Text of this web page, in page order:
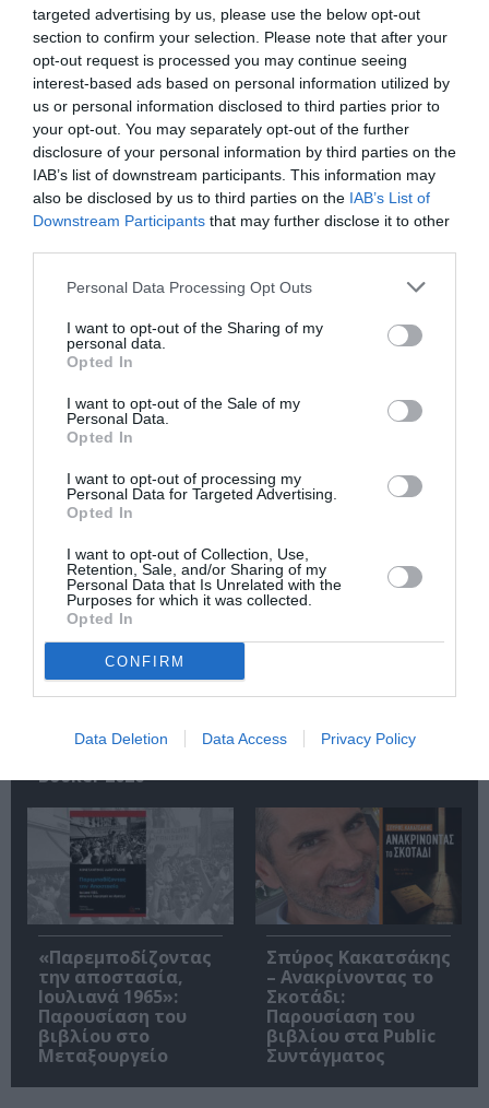
targeted advertising by us, please use the below opt-out
section to confirm your selection. Please note that after your
opt-out request is processed you may continue seeing
interest-based ads based on personal information utilized by
us or personal information disclosed to third parties prior to
your opt-out. You may separately opt-out of the further
disclosure of your personal information by third parties on the
IAB’s list of downstream participants. This information may
also be disclosed by us to third parties on the IAB’s List of
Downstream Participants that may further disclose it to other
Personal Data Processing Opt Outs
I want to opt-out of the Sharing of my
personal data.
Opted In
I want to opt-out of the Sale of my
Personal Data.
Opted In
I want to opt-out of processing my
Personal Data for Targeted Advertising.
Opted In
I want to opt-out of Collection, Use,
Retention, Sale, and/or Sharing of my
Personal Data that Is Unrelated with the
Purposes for which it was collected.
Opted In
CONFIRM
Data Deletion Data Access Privacy Policy
Νέοι Διαγωνισμοί❯
Tags
ΕΚΔΟΣΕΙΣ ΠΑΤΑΚΗ ΠΟΛΥΧΡΟΝΗΣ ΚΟΥΤΣΑΚΗΣ
Newsletter
Ακολουθήστε το Culturenow.gr
τις υποψηφιότητες
Booker 2026
2026 στο Ναύπλιο
«Παρεμποδίζοντας
την αποστασία,
Ιουλιανά 1965»:
Παρουσίαση του
βιβλίου στο
Μεταξουργείο
Σπύρος Κακατσάκης
– Ανακρίνοντας το
Σκοτάδι:
Παρουσίαση του
βιβλίου στα Public
Συντάγματος